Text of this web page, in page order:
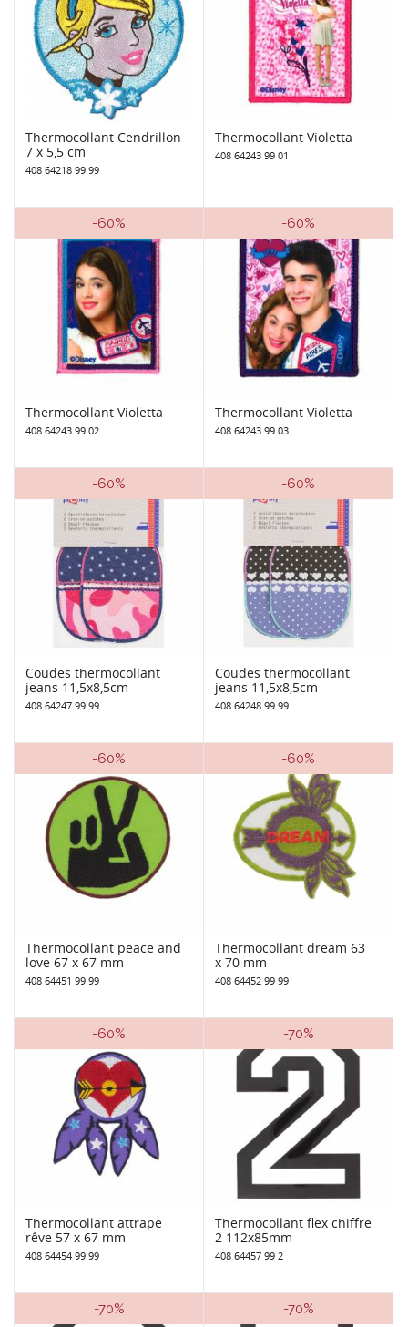
Thermocollant Cendrillon
7 x 5,5 cm
408 64218 99 99
Thermocollant Violetta
408 64243 99 01
-60%
Thermocollant Violetta
408 64243 99 02
-60%
Thermocollant Violetta
408 64243 99 03
-60%
Coudes thermocollant
jeans 11,5x8,5cm
408 64247 99 99
-60%
Coudes thermocollant
jeans 11,5x8,5cm
408 64248 99 99
-60%
Thermocollant peace and
love 67 x 67 mm
408 64451 99 99
-60%
Thermocollant dream 63
x 70 mm
408 64452 99 99
-60%
Thermocollant attrape
rêve 57 x 67 mm
408 64454 99 99
-70%
Thermocollant flex chiffre
2 112x85mm
408 64457 99 2
-70% -70%